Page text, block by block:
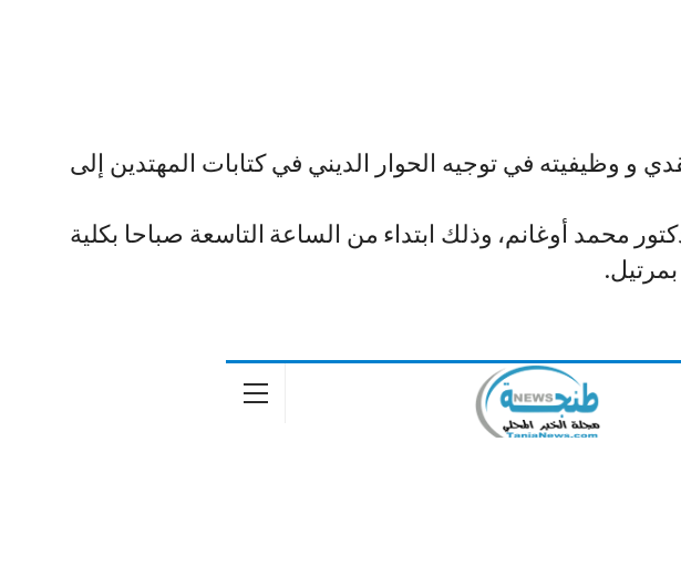
و وظيفيته في توجيه الحوار الديني في كتابات المهتدين إلى
محمد أوغانم، وذلك ابتداء من الساعة التاسعة صباحا بكلية
بمرتيل.